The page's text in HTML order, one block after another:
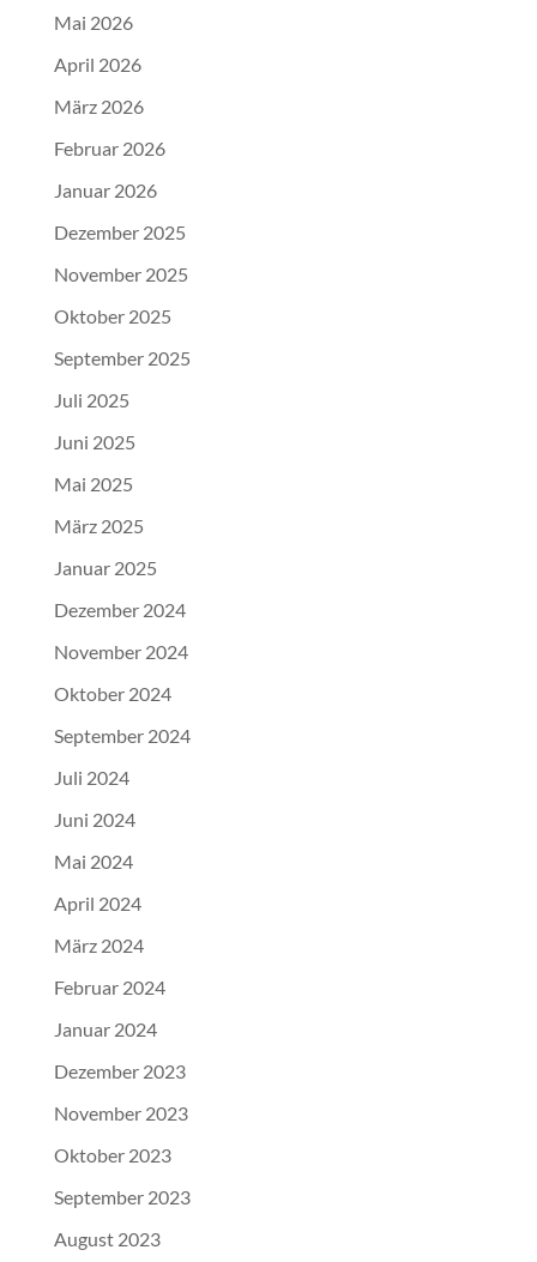
Mai 2026
April 2026
März 2026
Februar 2026
Januar 2026
Dezember 2025
November 2025
Oktober 2025
September 2025
Juli 2025
Juni 2025
Mai 2025
März 2025
Januar 2025
Dezember 2024
November 2024
Oktober 2024
September 2024
Juli 2024
Juni 2024
Mai 2024
April 2024
März 2024
Februar 2024
Januar 2024
Dezember 2023
November 2023
Oktober 2023
September 2023
August 2023